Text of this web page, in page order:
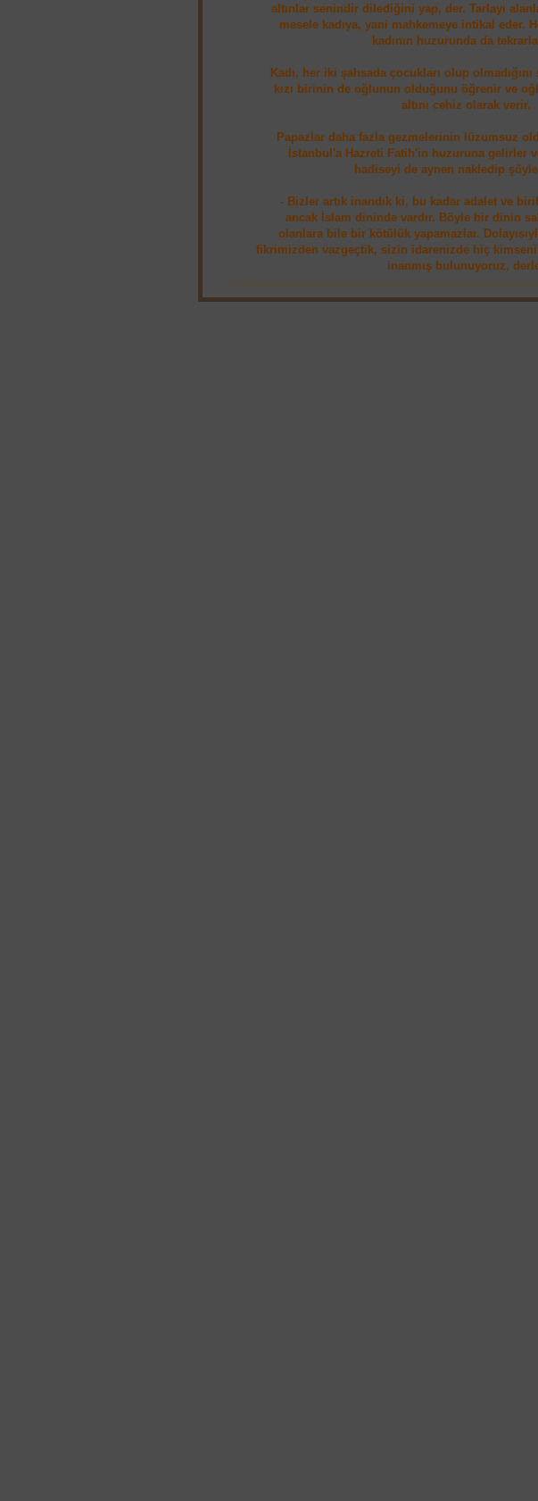
altınlar senindir dilediğini yap, der. Tarlayı
mesele kadıya, yani mahkemeye intikal eder.
kadının huzurunda da
Kadı, her iki şahsada çocukları olup
kızı birinin de oğlunun olduğunu öğrenir ve
altını cehiz olarak verir.
Papazlar daha fazla gezmelerinin lüzumsuz
İstanbul'a Hazreti Fatih'in huzuruna gelirler
hadiseyi de aynen nakledip
- Bizler artık inandık ki, bu kadar adalet ve
ancak İslam dininde vardır. Böyle bir dinin
olanlara bile bir kötülük yapamazlar.
fikrimizden vazgeçtik, sizin idarenizde hiç
inanmış bulunuyoruz,